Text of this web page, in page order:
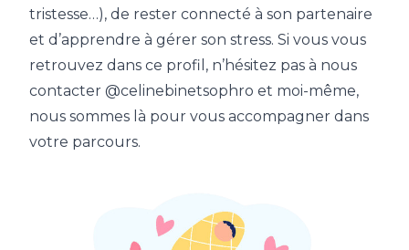
tristesse…), de rester connecté à son partenaire
et d’apprendre à gérer son stress. Si vous vous
retrouvez dans ce profil, n’hésitez pas à nous
contacter @celinebinetsophro et moi-même,
nous sommes là pour vous accompagner dans
votre parcours.